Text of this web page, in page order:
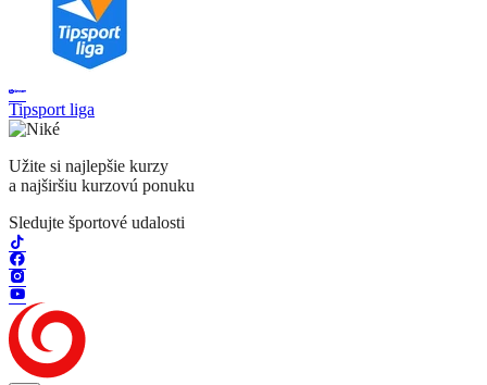
Tipsport liga
Užite si najlepšie kurzy
a najširšiu kurzovú ponuku
Sledujte športové udalosti